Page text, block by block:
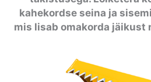
kahekordse seina ja
mis lisab omakorda